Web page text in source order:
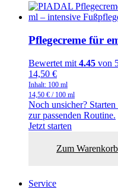
Pflegecreme für
Bewertet mit 4.45 von
14,50 €
Inhalt: 100 ml
14,50 € / 100 ml
Noch unsicher?
zur passenden Routine.
Jetzt starten
Zum Warenkorb
Service